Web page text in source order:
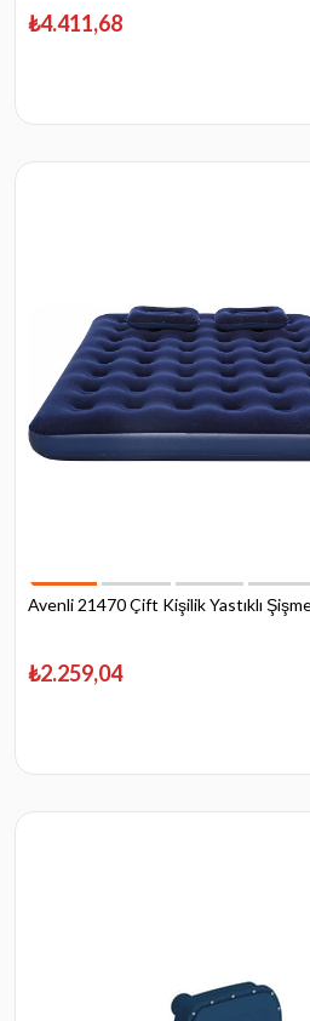
₺4.411,68
Avenli 21470 Çift Kişilik Yastıklı
₺2.259,04